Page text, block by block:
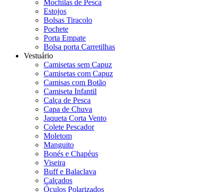
Mochilas de Pesca
Estojos
Bolsas Tiracolo
Pochete
Porta Empate
Bolsa porta Carretilhas
Vestuário
Camisetas sem Capuz
Camisetas com Capuz
Camisas com Botão
Camiseta Infantil
Calça de Pesca
Capa de Chuva
Jaqueta Corta Vento
Colete Pescador
Moletom
Manguito
Bonés e Chapéus
Viseira
Buff e Balaclava
Calçados
Óculos Polarizados